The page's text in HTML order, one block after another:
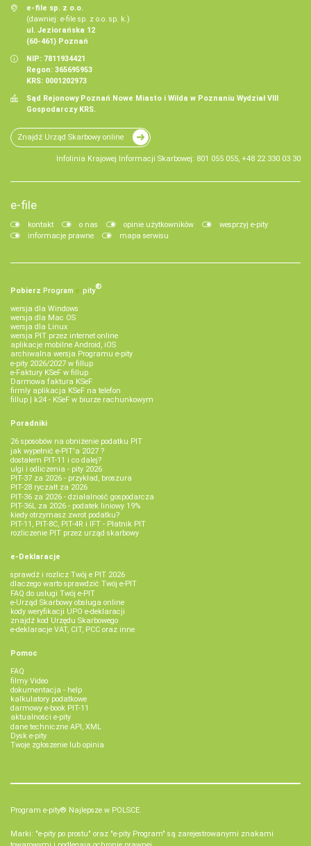
e-file sp. z o.o.
(dawniej: e-file sp. z o.o. sp. k.)
ul. Jeziorańska 12
(60-461) Poznań
NIP: 7811934421
Regon: 365695953
KRS: 0001202973
Sąd Rejonowy Poznań Nowe Miasto i Wilda w Poznaniu Wydział VIII
Gospodarczy KRS.
Znajdź Urząd Skarbowy online
Infolinia Krajowej Informacji Skarbowej: 801 055 055, +48 22 330 03 30
e-file
kontakt o nas opinie użytkowników
wesprzyj e-pity
informacje prawne
mapa serwisu
Pobierz Program e‑pity®
wersja dla Windows
wersja dla Mac OS
wersja dla Linux
wersja PIT przez internet online
aplikacje mobilne Android, iOS
archiwalna wersja Programu e-pity
e-pity 2026/2027 w fillup
e‑Faktury KSeF w fillup
Darmowa faktura KSeF
firmly aplikacja KSeF na telefon
fillup | k24 - KSeF w biurze rachunkowym
Poradniki
26 sposobów na obniżenie podatku PIT
jak wypełnić e-PIT'a 2027 ?
dostałem PIT-11 i co dalej?
ulgi i odliczenia - pity 2026
PIT-37 za 2026 - przykład, broszura
PIT-28 ryczałt za 2026
PIT-36 za 2026 - działalność gospodarcza
PIT-36L za 2026 - podatek liniowy 19%
kiedy otrzymasz zwrot podatku?
PIT-11, PIT-8C, PIT-4R i IFT - Płatnik PIT
rozliczenie PIT przez urząd skarbowy
e-Deklaracje
sprawdź i rozlicz Twój e PIT 2026
dlaczego warto sprawdzić Twój e-PIT
FAQ do usługi Twój e-PIT
e-Urząd Skarbowy obsługa online
kody weryfikacji UPO e-deklaracji
znajdź kod Urzędu Skarbowego
e-deklaracje VAT, CIT, PCC oraz inne
Pomoc
FAQ
filmy Video
dokumentacja - help
kalkulatory podatkowe
darmowy e-book PIT-11
aktualności e-pity
dane techniczne API, XML
Dysk e-pity
Twoje zgłoszenie lub opinia
Program e-pity® Najlepsze w POLSCE.
Marki: "e-pity po prostu" oraz "e-pity Program" są zarejestrowanymi znakami